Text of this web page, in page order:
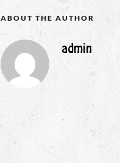
ABOUT THE AUTHOR
admin